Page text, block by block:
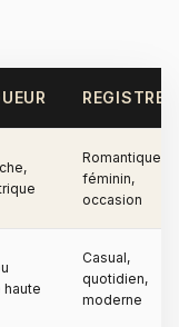
REGISTRE
Romantique,
féminin,
occasion
haute
Casual,
quotidien,
moderne